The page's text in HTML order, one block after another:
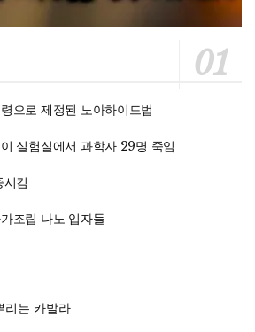
으로 제정된 노아하이드법
실험실에서 과학자 29명 죽임
시킴
조립 나노 입자들
리는 카발라